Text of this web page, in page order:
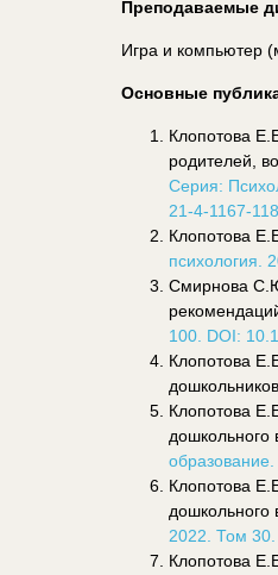
Преподаваемые
Игра и компьютер
Основные
Клопотова
родителей,
Серия:
21-4-1167-
Клопотова
психология.
Смирнова
100. DOI:
Клопотова
Клопотова
дошкольного
Клопотова
дошкольного
2022. Том
Клопотова